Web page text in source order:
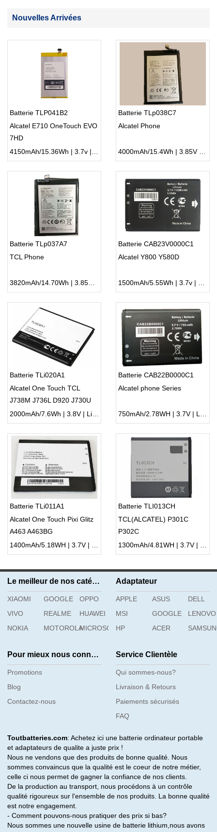
Nouvelles Arrivées
Batterie TLP041B2
Alcatel E710 OneTouch EVO
7HD
4150mAh/15.36Wh | 3.7v | Li-ion ...
Batterie TLp038C7
Alcatel Phone
4000mAh/15.4Wh | 3.85V | Li-ion ...
Batterie TLp037A7
TCL Phone
3820mAh/14.70Wh | 3.85V | Li-ion ...
Batterie CAB23V0000C1
Alcatel Y800 Y580D
1500mAh/5.55Wh | 3.7v | Li-ion ...
Batterie TLi020A1
Alcatel One Touch TCL
J738M J736L D920 J730U
2000mAh/7.6Wh | 3.8V | Li-ion ...
Batterie CAB22B0000C1
Alcatel phone Series
750mAh/2.78WH | 3.7V | Li-ion ...
Batterie TLi011A1
Alcatel One Touch Pixi Glitz
A463 A463BG
1400mAh/5.18WH | 3.7V | Li-ion ...
Batterie TLI013CH
TCL(ALCATEL) P301C
P302C
1300mAh/4.81WH | 3.7V | Li-ion ...
Le meilleur de nos catégories
XIAOMI GOOGLE
OPPO
VIVO
REALME
HUAWEI
NOKIA
MOTOROLAMICROSOFT
Adaptateur
APPLE ASUS
DELL
MSI
GOOGLE
LENOVO
HP
ACER
Pour mieux nous connaître
Promotions
Blog
Contactez-nous
Service Clientèle
Qui sommes-nous?
Livraison & Retours
Paiements sécurisés
FAQ
Toutbatteries.com: Achetez ici une batterie ordinateur portable
et adaptateurs de qualite a juste prix !
Nous ne vendons que des produits de bonne qualité. Nous
sommes convaincus que la qualité est le coeur de notre métier,
celle ci nous permet de gagner la confiance de nos clients.
De la production au transport, nous procédons à un contrôle
qualité rigoureux sur l'ensemble de nos produits. La bonne qualité
est notre engagement.
- Comment pouvons-nous pratiquer des prix si bas?
Nous sommes une nouvelle usine de batterie lithium,nous avons